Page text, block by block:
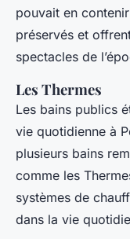
pouvait en
préservés et
spectacles de
Les Thermes
Les bains publics
vie quotidienne à
plusieurs bains
comme les
systèmes de
dans la vie